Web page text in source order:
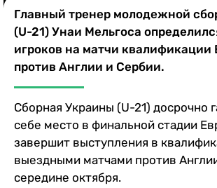
Главный тренер молодежной
(U-21) Унаи Мельгоса
игроков на матчи квалификации
против Англии и Сербии.
Сборная Украины (U-21) досрочно
себе место в финальной стадии
завершит выступления в
выездными матчами против
середине октября.